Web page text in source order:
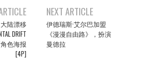
陆漂移
DRIFT
色海报
[4P]
NEXT ARTICLE
伊德瑞斯·艾尔巴加盟
《漫漫自由路》，扮演
曼德拉